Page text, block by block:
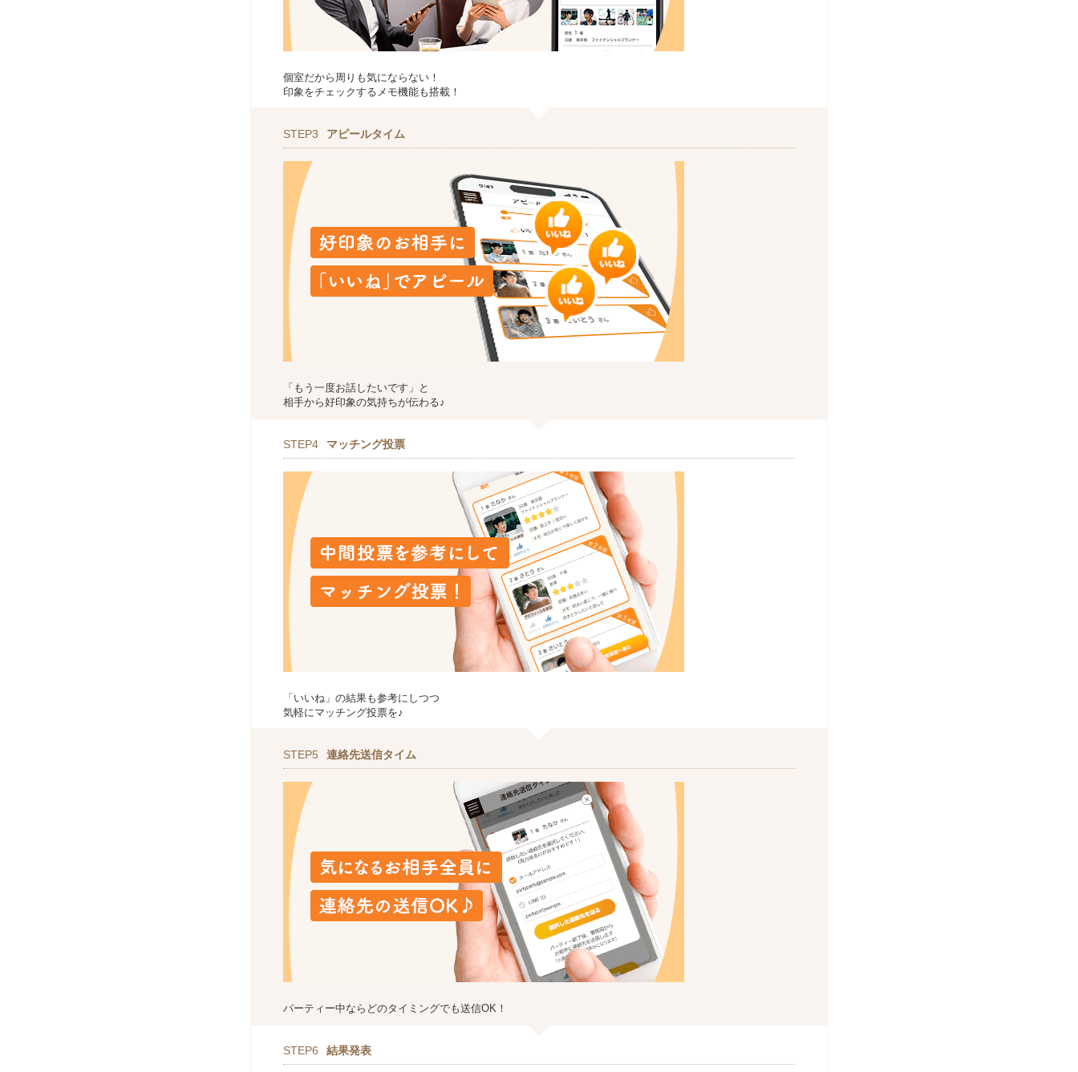
個室だから周りも気にならない！
印象をチェックするメモ機能も搭載！
STEP3 アピールタイム
「もう一度お話したいです」と
相手から好印象の気持ちが伝わる♪
STEP4 マッチング投票
「いいね」の結果も参考にしつつ
気軽にマッチング投票を♪
STEP5 連絡先送信タイム
パーティー中ならどのタイミングでも送信OK！
STEP6 結果発表